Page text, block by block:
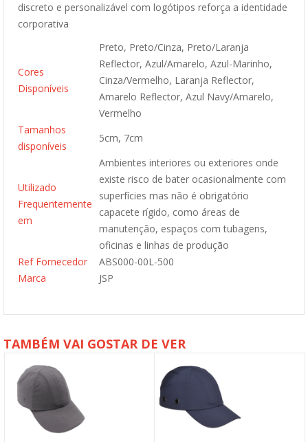
discreto e personalizável com logótipos reforça a identidade
corporativa
Cores
Disponíveis
Preto, Preto/Cinza, Preto/Laranja
Reflector, Azul/Amarelo, Azul-Marinho,
Cinza/Vermelho, Laranja Reflector,
Amarelo Reflector, Azul Navy/Amarelo,
Vermelho
Tamanhos
disponíveis
5cm, 7cm
Utilizado
Frequentemente
em
Ambientes interiores ou exteriores onde
existe risco de bater ocasionalmente com
superfícies mas não é obrigatório
capacete rígido, como áreas de
manutenção, espaços com tubagens,
oficinas e linhas de produção
Ref Fornecedor
ABS000-00L-500
Marca
JSP
TAMBÉM VAI GOSTAR DE VER